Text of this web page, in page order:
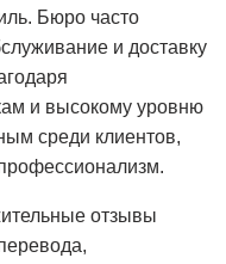
Бюро часто
и доставку
и высокому уровню
среди клиентов,
отзывы